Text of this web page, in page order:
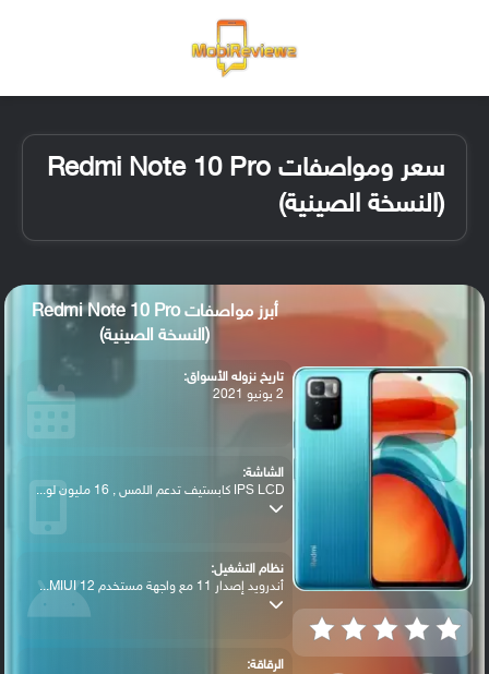
سعر ومواصفات Redmi Note 10 Pro
(النسخة الصينية)
أبرز مواصفات Redmi Note 10 Pro
(النسخة الصينية)
تاريخ نزوله الأسواق:
2 يونيو 2021
الشاشة:
IPS LCD كابستيف تدعم اللمس , 16 مليون لو...
نظام التشغيل:
أندرويد إصدار 11 مع واجهة مستخدم MIUI 12...
الرقاقة: